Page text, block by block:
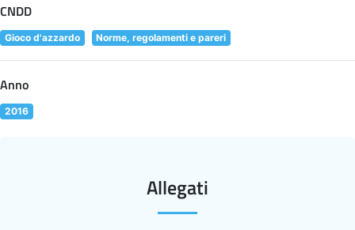
CNDD
Gioco d'azzardo Norme, regolamenti e pareri
Anno
2016
Allegati